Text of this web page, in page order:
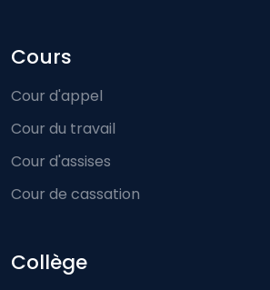
Cours
Cour d'appel
Cour du travail
Cour d'assises
Cour de cassation
Collège